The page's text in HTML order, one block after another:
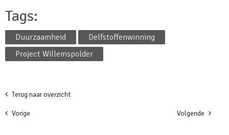
Tags:
Duurzaamheid
Delfstoffenwinning
Project Willemspolder
Terug naar overzicht
Vorige Volgende